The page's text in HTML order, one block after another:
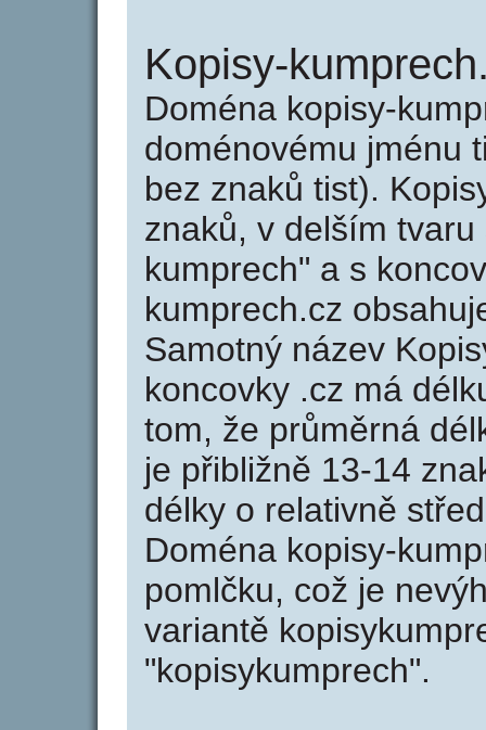
Kopisy-
Doména kopisy-
doménovému jménu
bez znaků tist).
znaků, v delším
kumprech" a s
kumprech.cz
Samotný název
koncovky .cz má
tom, že průměrná
je přibližně 13-14
délky o relativně
Doména kopisy-
pomlčku, což je
variantě
"kopisykumprech".